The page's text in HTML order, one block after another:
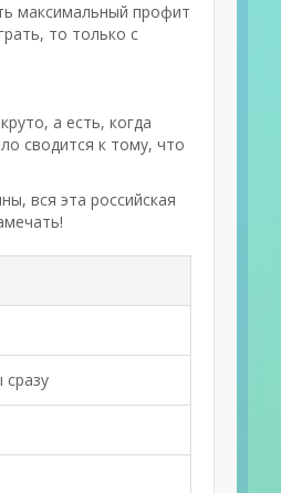
максимальный профит
то только с
а есть, когда
сводится к тому, что
вся эта российская
сразу